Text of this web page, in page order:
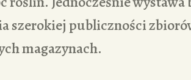
szerokiej publiczności
magazynach.